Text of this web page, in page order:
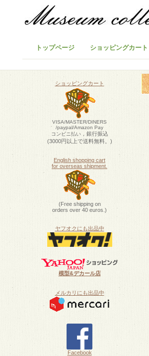
トップページ ショッピングカート
ショッピングカート
VISA/MASTER/DINERS
/paypal/Amazon Pay
コンビニ払い，銀行振込
(3000円以上で送料無料。)
English shopping cart
for overseas shipment.
(Free shipping on
orders over 40 euros.)
ヤフオクにも出品中
模型&デカール店
メルカリにも出品中
Facebook